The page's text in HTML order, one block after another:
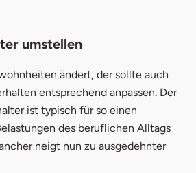
umstellen
ändert, der sollte auch
entsprechend anpassen. Der
ist typisch für so einen
des beruflichen Alltags
neigt nun zu ausgedehnter